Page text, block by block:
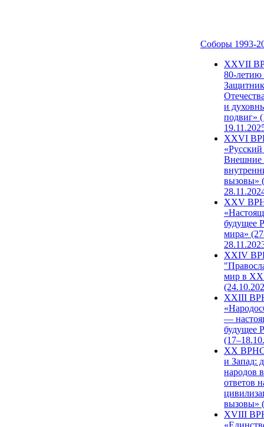
Соборы 1993-
ХХVII
80-
и
подвиг»
XXVI
Внешние
вызовы»
XXV
будущее
мира»
XXIV
мир в
XXIII
—
будущее
XX ВРНС
и Запад:
народов
ответов
вызовы»
XVIII